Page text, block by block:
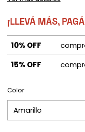
¡LLEVÁ MÁS,
10% OFF
15% OFF
Color